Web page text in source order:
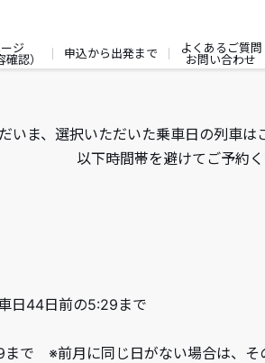
ジ
確認）
申込から出発まで
よくあるご質問
お問い合わせ
いま、選択いただいた乗車日の列車は
以下時間帯を避けてご予約く
日44日前の5:29まで
で ※前月に同じ日がない場合は、そ